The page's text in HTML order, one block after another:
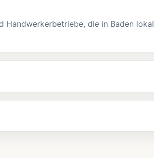
Handwerkerbetriebe, die in Baden lokal